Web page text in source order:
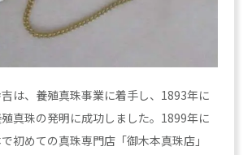
は、養殖真珠事業に着手し、1893年に
真珠の発明に成功しました。1899年に
初めての真珠専門店「御木本真珠店」